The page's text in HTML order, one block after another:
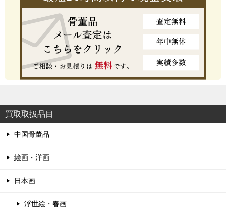
買取取扱品目
中国骨董品
絵画・洋画
日本画
浮世絵・春画